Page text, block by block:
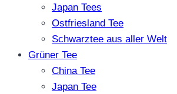
Japan Tees
Ostfriesland Tee
Schwarztee aus aller Welt
Grüner Tee
China Tee
Japan Tee